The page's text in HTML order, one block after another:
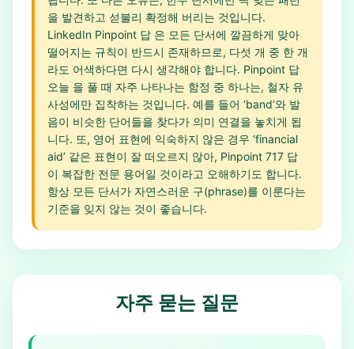
을 발견하고 섣불리 확정해 버리는 것입니다.
LinkedIn Pinpoint 답 은 모든 단서에 깔끔하게 맞아
떨어지는 규칙이 반드시 존재하므로, 다섯 개 중 한 개
라도 어색하다면 다시 생각해야 합니다. Pinpoint 답
오늘 을 풀 때 자주 나타나는 함정 중 하나는, 철자 유
사성에만 집착하는 것입니다. 예를 들어 ‘band’와 발
음이 비슷한 단어들을 찾다가 의미 연결을 놓치게 됩
니다. 또, 영어 표현에 익숙하지 않은 경우 ‘financial
aid’ 같은 표현이 잘 떠오르지 않아, Pinpoint 717 답
이 복잡한 전문 용어일 것이라고 오해하기도 합니다.
항상 모든 단서가 자연스러운 구(phrase)를 이룬다는
기준을 잊지 않는 것이 좋습니다.
자주 묻는 질문